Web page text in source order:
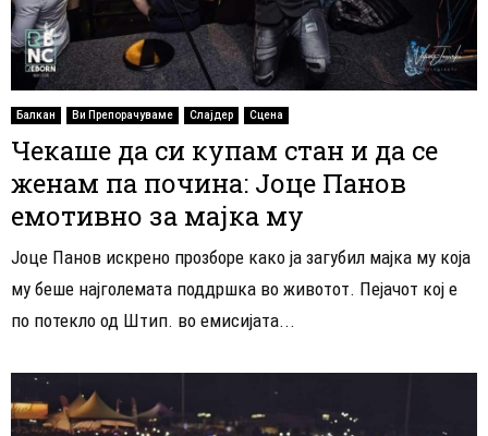
Балкан Ви Препорачуваме Слајдер Сцена
Чекаше да си купам стан и да се
женам па почина: Јоце Панов
емотивно за мајка му
Јоце Панов искрено прозборе како ја загубил мајка му која
му беше најголемата поддршка во животот. Пејачот кој е
по потекло од Штип. во емисијата...